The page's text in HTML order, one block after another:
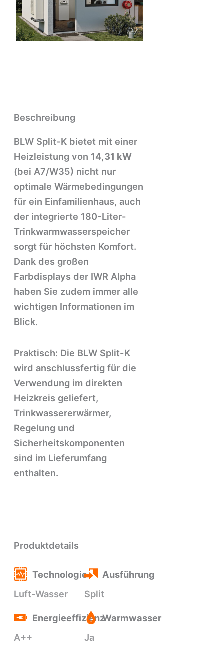
Beschreibung
BLW Split-K bietet mit einer
Heizleistung von 14,31 kW
(bei A7/W35) nicht nur
optimale Wärmebedingungen
für ein Einfamilienhaus, auch
der integrierte 180-Liter-
Trinkwarmwasserspeicher
sorgt für höchsten Komfort.
Dank des großen
Farbdisplays der IWR Alpha
haben Sie zudem immer alle
wichtigen Informationen im
Blick.
Praktisch: Die BLW Split-K
wird anschlussfertig für die
Verwendung im direkten
Heizkreis geliefert,
Trinkwassererwärmer,
Regelung und
Sicherheitskomponenten
sind im Lieferumfang
enthalten.
Produktdetails
Technologie
Luft-Wasser
Ausführung
Split
Energieeffizienz
A++
Warmwasser
Ja